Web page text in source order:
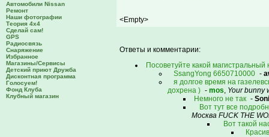
Автомобили Nissan
Ремонт
Наши фотографии
Теория 4х4
Сделай сам!
GPS
Радиосвязь
Снаряжение
Избранное
Магазины/Сервисы
Детский приют Дружба
Дисконтная программа
Голосуем!
Фонд Клуба
Клубный магазин
<Empty>
Ответы и комментарии:
Посоветуйте какой магистральный
SsangYong 6650710000 -
я долгое время на
дохрена ) - mos, Your bunny
Немного не так -
Вот тут все
Москва FUCK THE
Вот такой